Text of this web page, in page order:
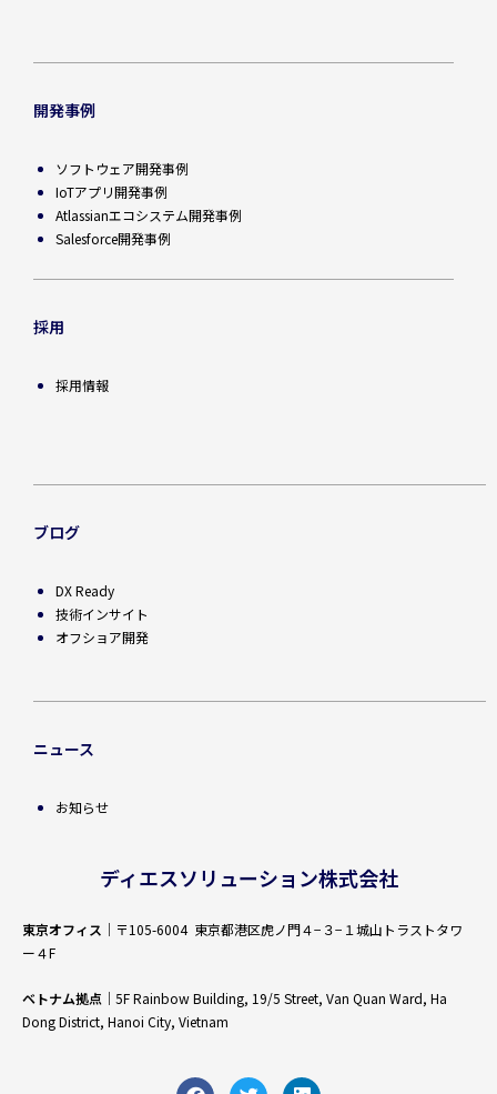
開発事例
ソフトウェア開発事例
IoTアプリ開発事例
Atlassianエコシステム開発事例
Salesforce開発事例
採用
採用情報
ブログ
DX Ready
技術インサイト
オフショア開発
ニュース
お知らせ
ディエスソリューション株式会社
東京オフィス ｜〒105-6004 東京都港区虎ノ門４−３−１城山トラストタワ
ー４F
ベトナム拠点 ｜5F Rainbow Building, 19/5 Street, Van Quan Ward, Ha
Dong District, Hanoi City, Vietnam